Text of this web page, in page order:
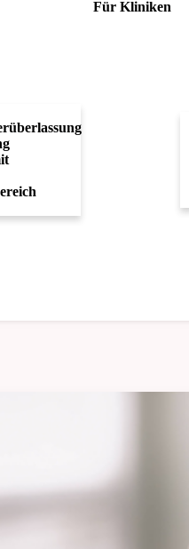
Für Kliniken